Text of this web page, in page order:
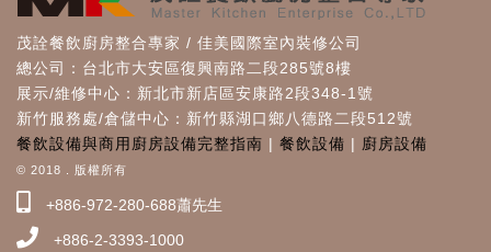
茂詮餐飲廚房整合專家 / 佳美國際室內裝修公司
總公司：台北市大安區復興南路二段285號8樓
展示/維修中心：新北市新店區安康路2段348-1號
新竹服務處/倉儲中心：新竹縣湖口鄉八德路二段512號
餐飲設備與商用廚房設備完整指南 | 餐飲設備 | 廚房設備
© 2018 . 版權所有
+886-972-280-688蕭先生
+886-2-3393-1000